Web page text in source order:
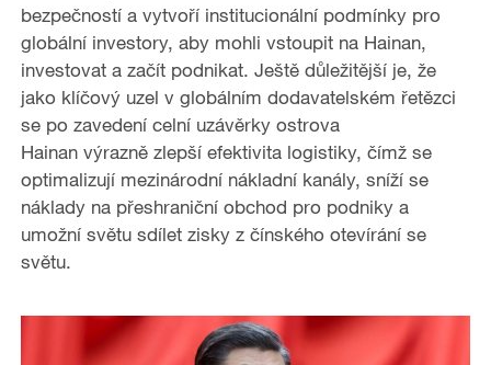
bezpečností a vytvoří institucionální podmínky pro
globální investory, aby mohli vstoupit na Hainan,
investovat a začít podnikat. Ještě důležitější je, že
jako klíčový uzel v globálním dodavatelském řetězci
se po zavedení celní uzávěrky ostrova
Hainan výrazně zlepší efektivita logistiky, čímž se
optimalizují mezinárodní nákladní kanály, sníží se
náklady na přeshraniční obchod pro podniky a
umožní světu sdílet zisky z čínského otevírání se
světu.